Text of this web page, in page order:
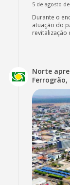
5 de agosto
Durante o
atuação do
revitalização
Norte